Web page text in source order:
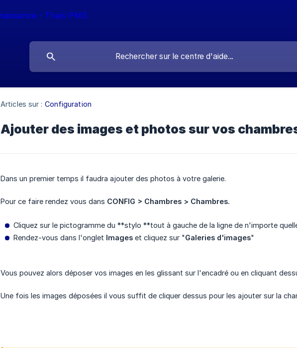
Articles sur : Configuration
Ajouter des images et photos sur vos
Dans un premier temps il faudra ajouter des photos à votre galerie.
Pour ce faire rendez vous dans CONFIG > Chambres > Chambres.
Cliquez sur le pictogramme du **stylo **tout à gauche de la ligne de n'importe
Rendez-vous dans l'onglet Images et cliquez sur "Galeries d'images"
Vous pouvez alors déposer vos images en les glissant sur l'encadré ou en cliquant
Une fois les images déposées il vous suffit de cliquer dessus pour les ajouter sur la